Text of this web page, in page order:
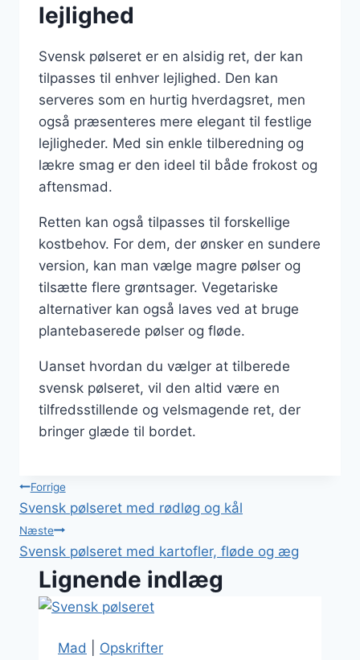
lejlighed
Svensk pølseret er en alsidig ret, der kan
tilpasses til enhver lejlighed. Den kan
serveres som en hurtig hverdagsret, men
også præsenteres mere elegant til festlige
lejligheder. Med sin enkle tilberedning og
lækre smag er den ideel til både frokost og
aftensmad.
Retten kan også tilpasses til forskellige
kostbehov. For dem, der ønsker en sundere
version, kan man vælge magre pølser og
tilsætte flere grøntsager. Vegetariske
alternativer kan også laves ved at bruge
plantebaserede pølser og fløde.
Uanset hvordan du vælger at tilberede
svensk pølseret, vil den altid være en
tilfredsstillende og velsmagende ret, der
bringer glæde til bordet.
Indlægsnavigation
Forrige
Svensk pølseret med rødløg og kål
Næste
Svensk pølseret med kartofler, fløde og æg
Lignende indlæg
Mad Opskrifter